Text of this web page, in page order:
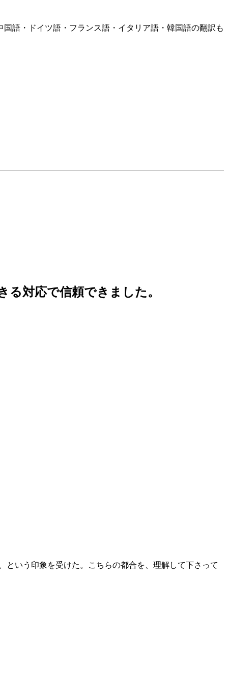
語・ドイツ語・フランス語・イタリア語・韓国語の翻訳も
対応で信頼できました。
いう印象を受けた。こちらの都合を、理解して下さって